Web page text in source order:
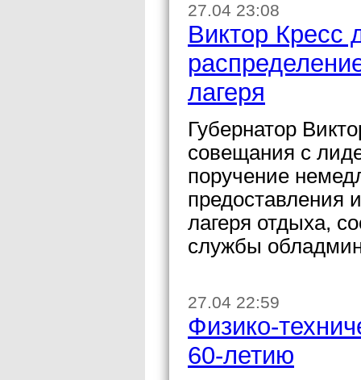
27.04 23:08
Виктор Кресс
лагеря
Губернатор
совещания с
поручение
предоставления
лагеря отдыха,
службы
27.04 22:59
Физико-
60-летию